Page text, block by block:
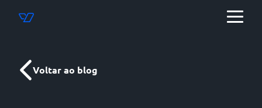
Voltar ao blog